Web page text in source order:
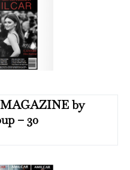
by
– 30